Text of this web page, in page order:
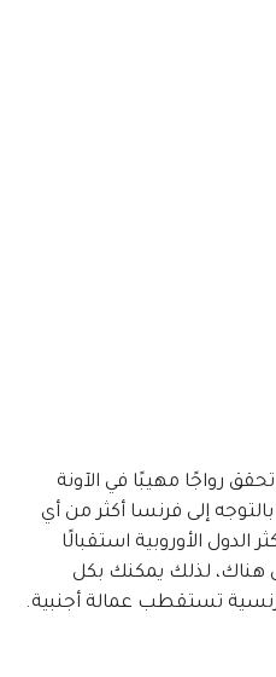
تحقق رواجًا مهيبًا في الآونة
بالتوجه إلى فرنسا أكثر من أي
الدول الأوروبية استقبالًا
هناك، لذلك يمكنك بكل
تستقطب عمالة أجنبية.